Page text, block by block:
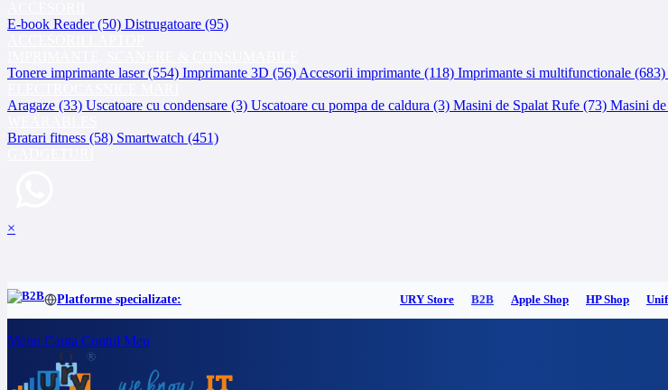
E-book Reader (50) Distrugatoare (95)
Tonere imprimante laser (554) Imprimante 3D (56) Accesorii imprimante (118) Imprimante si multifunctionale (683)
Aragaze (33) Uscatoare cu condensare (3) Uscatoare cu pompa de caldura (3) Masini de Spalat Rufe (73) Masini
Bratari fitness (58) Smartwatch (451)
×
Platforme specializate: URY Store B2B Apple Shop HP Shop
Menu Cauta Contul Meu